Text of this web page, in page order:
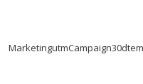
Marketing